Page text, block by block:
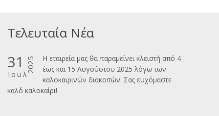
Τελευταία Νέα
31
Ιουλ
2025
Η εταιρεία μας θα παραμείνει κλειστή από 4
έως και 15 Αυγούστου 2025 λόγω των
καλοκαιρινών διακοπών. Σας ευχόμαστε
καλ΄΄ο καλοκαίρι!